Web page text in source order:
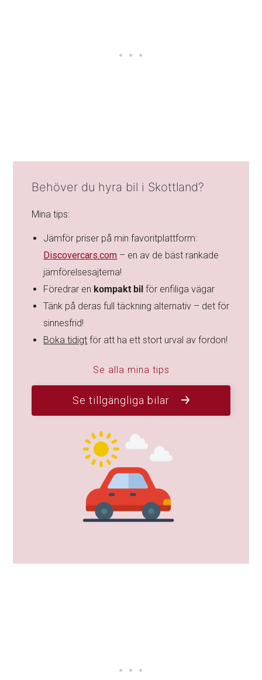
Behöver du hyra bil i Skottland?
Mina tips:
Jämför priser på min favoritplattform:
Discovercars.com – en av de bäst rankade
jämförelsesajterna!
Föredrar en kompakt bil för enfiliga vägar
Tänk på deras full täckning alternativ – det för
sinnesfrid!
Boka tidigt för att ha ett stort urval av fordon!
Se alla mina tips
Se tillgängliga bilar